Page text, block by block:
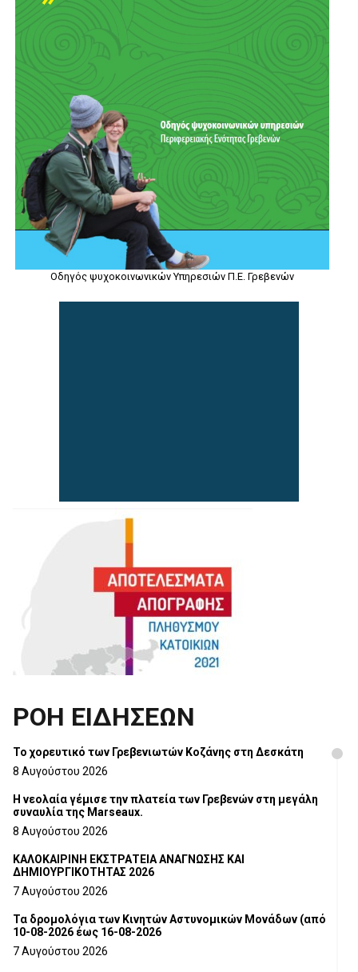
Οδηγός ψυχοκοινωνικών Υπηρεσιών Π.Ε. Γρεβενών
ΡΟΗ ΕΙΔΗΣΕΩΝ
Το χορευτικό των Γρεβενιωτών Κοζάνης στη Δεσκάτη
8 Αυγούστου 2026
Η νεολαία γέμισε την πλατεία των Γρεβενών στη μεγάλη
συναυλία της Marseaux.
8 Αυγούστου 2026
ΚΑΛΟΚΑΙΡΙΝΗ ΕΚΣΤΡΑΤΕΙΑ ΑΝΑΓΝΩΣΗΣ ΚΑΙ
ΔΗΜΙΟΥΡΓΙΚΟΤΗΤΑΣ 2026
7 Αυγούστου 2026
Τα δρομολόγια των Κινητών Αστυνομικών Μονάδων (από
10-08-2026 έως 16-08-2026
7 Αυγούστου 2026